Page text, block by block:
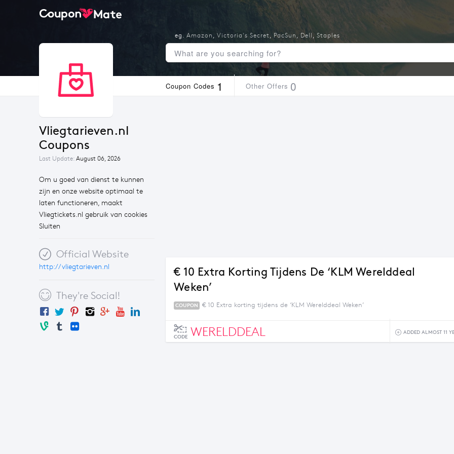
Coupon Codes 1 Other Offers 0
Vliegtarieven.nl
Coupons
Last Update: August 06, 2026
Om u goed van dienst te kunnen
zijn en onze website optimaal te
laten functioneren, maakt
Vliegtickets.nl gebruik van cookies
Sluiten
Official Website
http://vliegtarieven.nl
They're Social!
eg. Amazon , Victoria's Secret, PacSun , Dell , Staples
€ 10 Extra Korting Tijdens De ‘KLM Werelddeal
Weken’
COUPON € 10 Extra korting tijdens de ‘KLM Werelddeal Weken’
CODE WERELDDEAL ADDED ALMOST 11